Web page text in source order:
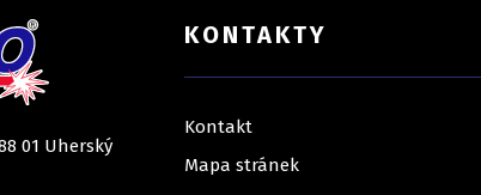
01 Uherský
KONTAKTY
Kontakt
Mapa stránek